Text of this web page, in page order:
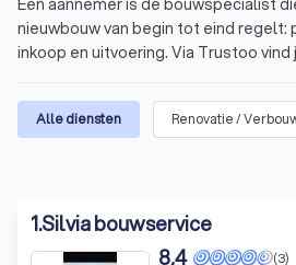
Een aannemer is de bouwspecialist
nieuwbouw van begin tot eind regelt:
inkoop en uitvoering. Via Trustoo
Enschede, lees 6,009 recensies en
meerdere offertes aan.
Voor allerlei soorten
uitbreiding of nieuwbouw.
Alle diensten Renovatie /
1.Silvia bouwservice
(3)
8,4